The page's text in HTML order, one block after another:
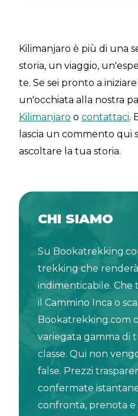
Kilimanjaro è più di una
storia, un viaggio,
te. Se sei pronto a
un'occhiata alla nostra
Kilimanjaro o contattaci.
lascia un commento
ascoltare la tua storia.
CHI SIAMO
Su
trekking che
indimenticabile. Che
il Cammino Inca o
Bookatrekking.com
variegata gamma di
classe. Qui non
false. Prezzi
confermate
confronta, prenota e